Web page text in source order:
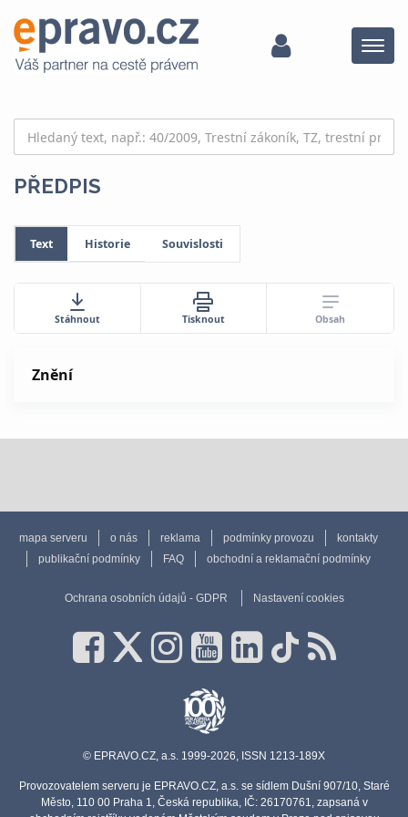
Menu
PŘEDPIS
Text Historie Souvislosti
Stáhnout Tisknout Obsah
Znění
mapa serveru o nás reklama podmínky provozu
kontakty
publikační podmínky
FAQ obchodní a reklamační podmínky
Ochrana osobních údajů - GDPR Nastavení cookies
© EPRAVO.CZ, a.s. 1999-2026, ISSN 1213-189X
Provozovatelem serveru je EPRAVO.CZ, a.s. se sídlem Dušní 907/10, Staré
Město, 110 00 Praha 1, Česká republika, IČ: 26170761, zapsaná v